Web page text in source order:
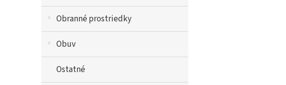
Obranné prostriedky
Obuv
Ostatné